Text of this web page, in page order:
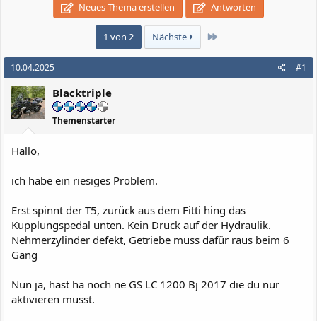
Neues Thema erstellen Antworten
1 von 2 Nächste Letzte
10.04.2025 #1
Blacktriple
Themenstarter
Hallo,
ich habe ein riesiges Problem.
Erst spinnt der T5, zurück aus dem Fitti hing das
Kupplungspedal unten. Kein Druck auf der Hydraulik.
Nehmerzylinder defekt, Getriebe muss dafür raus beim 6
Gang
Nun ja, hast ha noch ne GS LC 1200 Bj 2017 die du nur
aktivieren musst.